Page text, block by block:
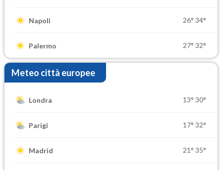
Napoli 26° 34°
Palermo 27° 32°
Meteo città europee
Londra 13° 30°
Parigi 17° 32°
Madrid 21° 35°